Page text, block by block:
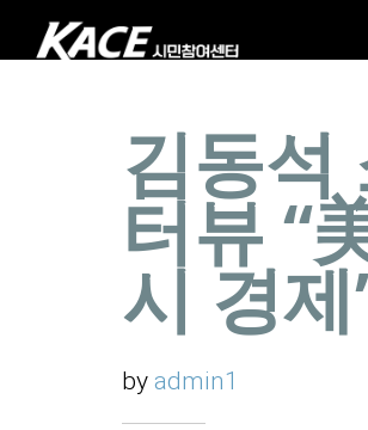
김동석
터뷰 “
시 경제
by admin1